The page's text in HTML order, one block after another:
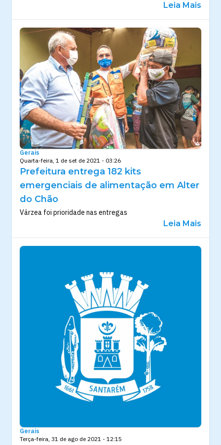
Leia Mais
Gerais
Quarta-feira, 1 de set de 2021 - 03:26
Prefeitura entrega 182 kits
emergenciais de alimentação em Alter
do Chão
Várzea foi prioridade nas entregas
Leia Mais
Gerais
Terça-feira, 31 de ago de 2021 - 12:15